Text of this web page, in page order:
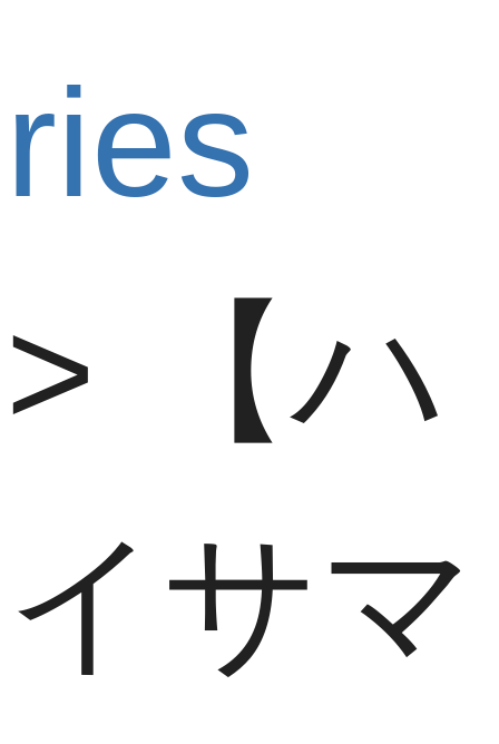
ries
【ハ
イサマ